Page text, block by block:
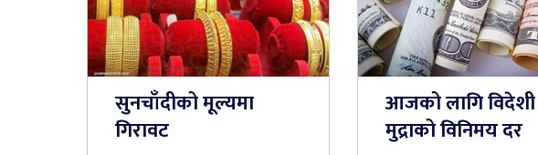
सुनचाँदीको मूल्यमा
गिरावट
आजको लागि विदेशी
मुद्राको विनिमय दर